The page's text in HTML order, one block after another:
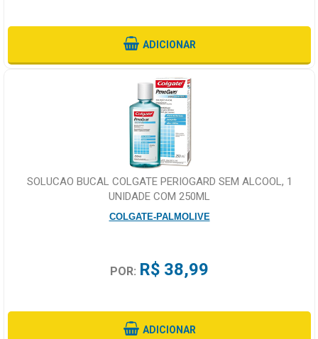
ADICIONAR
SOLUCAO BUCAL COLGATE PERIOGARD SEM ALCOOL, 1
UNIDADE COM 250ML
COLGATE-PALMOLIVE
POR: R$ 38,99
ADICIONAR